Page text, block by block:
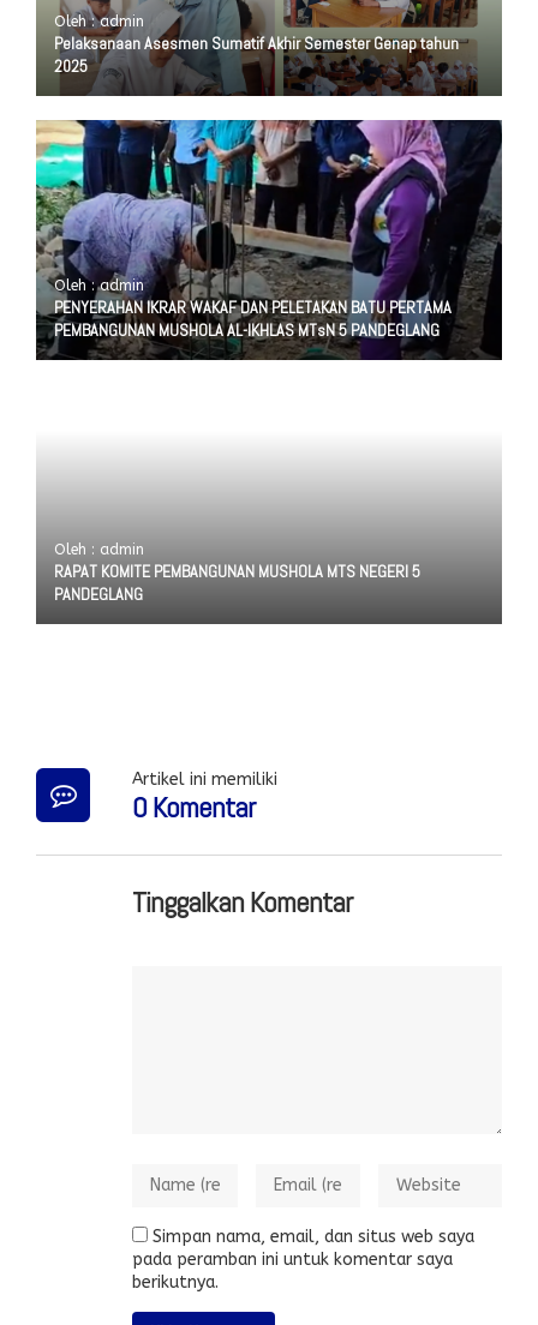
Oleh : admin
Pelaksanaan Asesmen Sumatif Akhir Semester Genap tahun
2025
Oleh : admin
PENYERAHAN IKRAR WAKAF DAN PELETAKAN BATU PERTAMA
PEMBANGUNAN MUSHOLA AL-IKHLAS MTsN 5 PANDEGLANG
Oleh : admin
RAPAT KOMITE PEMBANGUNAN MUSHOLA MTS NEGERI 5
PANDEGLANG
Artikel ini memiliki
0 Komentar
Tinggalkan Komentar
Simpan nama, email, dan situs web saya
pada peramban ini untuk komentar saya
berikutnya.